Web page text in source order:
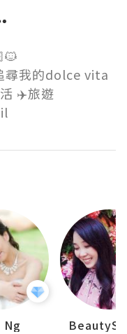
尋我的dolce vita
✈️旅遊
Ng